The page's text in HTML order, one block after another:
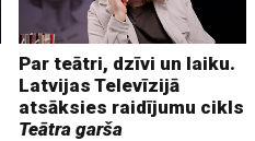
Par teātri, dzīvi un laiku.
Latvijas Televīzijā
atsāksies raidījumu cikls
Teātra garša